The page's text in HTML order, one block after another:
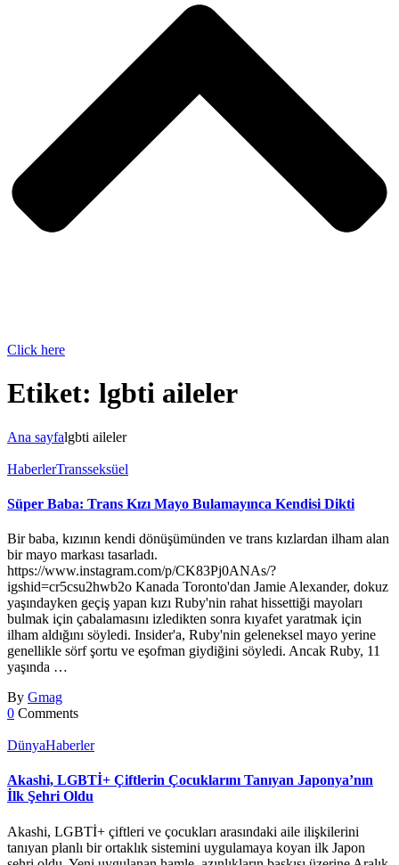
Click here
Etiket: lgbti aileler
Ana sayfalgbti aileler
HaberlerTransseksüel
Süper Baba: Trans Kızı Mayo Bulamayınca Kendisi Dikti
Bir baba, kızının kendi dönüşümünden ve trans kızlardan ilham alan
bir mayo markası tasarladı.
https://www.instagram.com/p/CK83Pj0ANAs/?
igshid=cr5csu2hwb2o Kanada Toronto'dan Jamie Alexander, dokuz
yaşındayken geçiş yapan kızı Ruby'nin rahat hissettiği mayoları
bulmak için çabalamasını izledikten sonra kıyafet yaratmak için
ilham aldığını söyledi. Insider'a, Ruby'nin geleneksel mayo yerine
genellikle sörf şortu ve eşofman giydiğini söyledi. Ancak Ruby, 11
yaşında …
By Gmag
0 Comments
DünyaHaberler
Akashi, LGBTİ+ Çiftlerin Çocuklarını Tanıyan Japonya’nın
İlk Şehri Oldu
Akashi, LGBTİ+ çiftleri ve çocukları arasındaki aile ilişkilerini
tanıyan planlı bir ortaklık sistemini uygulamaya koyan ilk Japon